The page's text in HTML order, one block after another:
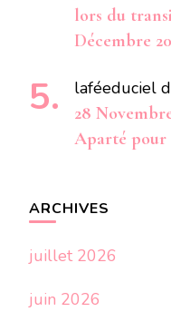
lors du
Décembre
laféeduciel
28
Aparté pour
ARCHIVES
juillet 2026
juin 2026